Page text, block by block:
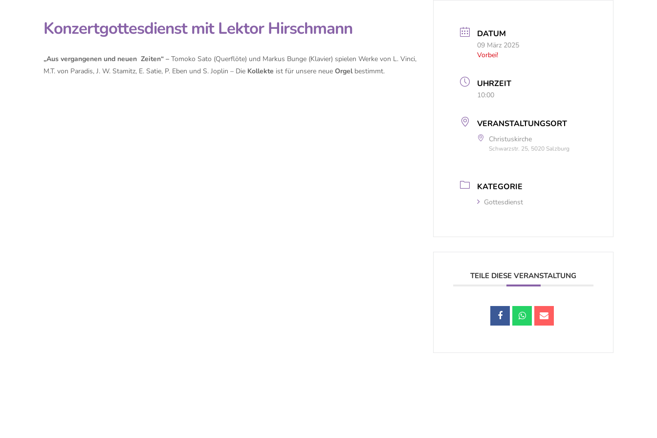
Konzertgottesdienst mit Lektor Hirschmann
„Aus vergangenen und neuen Zeiten“ – Tomoko Sato (Querflöte) und Markus Bunge (Klavier) spielen Werke von L. Vinci,
M.T. von Paradis, J. W. Stamitz, E. Satie, P. Eben und S. Joplin – Die Kollekte ist für unsere neue Orgelbestimmt.
DATUM
09 März 2025
Vorbei!
UHRZEIT
10:00
VERANSTALTUNGSORT
Christuskirche
Schwarzstr. 25, 5020 Salzburg
KATEGORIE
Gottesdienst
TEILE DIESE VERANSTALTUNG